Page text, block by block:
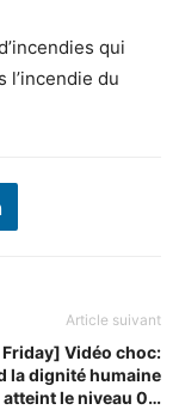
qui
l’incendie du
Article suivant
Vidéo choc:
la dignité humaine
atteint le niveau 0…